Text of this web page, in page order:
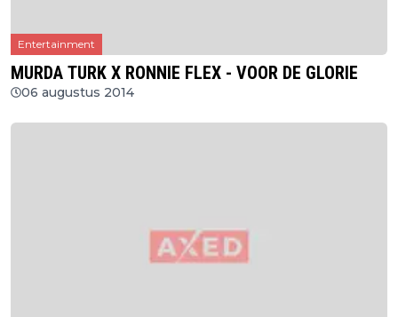
Entertainment
MURDA TURK X RONNIE FLEX - VOOR DE GLORIE
06 augustus 2014